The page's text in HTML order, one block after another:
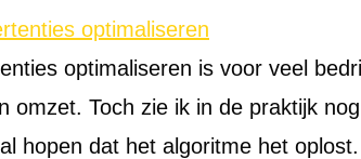
optimaliseren is voor veel
omzet. Toch zie ik in de praktijk
hopen dat het algoritme het